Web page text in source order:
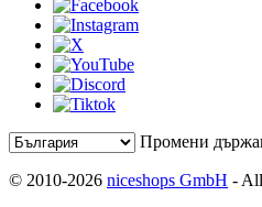
Промени
© 2010-2026 niceshops GmbH -